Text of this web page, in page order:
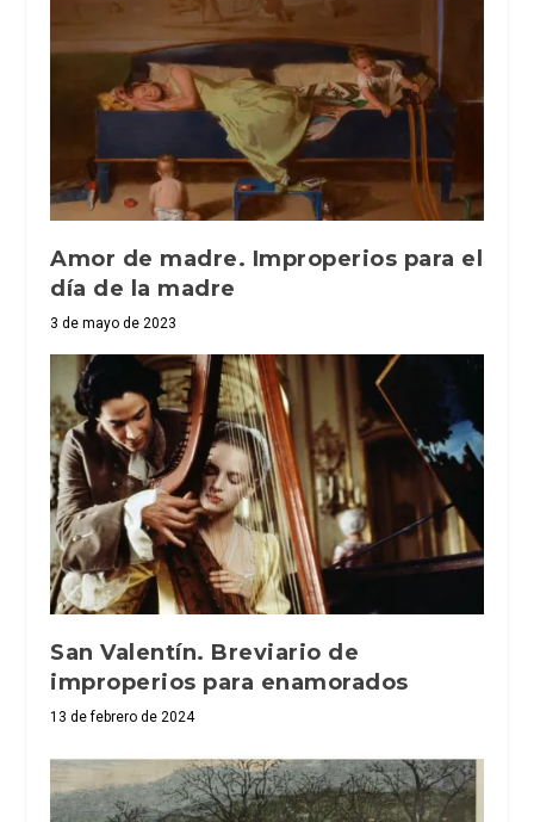
Amor de madre. Improperios para el
día de la madre
3 de mayo de 2023
San Valentín. Breviario de
improperios para enamorados
13 de febrero de 2024